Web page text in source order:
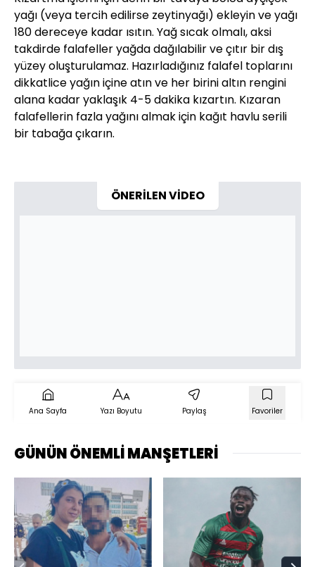
yağı (veya tercih edilirse zeytinyağı) ekleyin ve yağı
180 dereceye kadar ısıtın. Yağ sıcak olmalı, aksi
takdirde falafeller yağda dağılabilir ve çıtır bir dış
yüzey oluşturulamaz. Hazırladığınız falafel toplarını
dikkatlice yağın içine atın ve her birini altın rengini
alana kadar yaklaşık 4-5 dakika kızartın. Kızaran
falafellerin fazla yağını almak için kağıt havlu serili
bir tabağa çıkarın.
ÖNERİLEN VİDEO
Ana Sayfa Yazı Boyutu Paylaş Favoriler
GÜNÜN ÖNEMLİ MANŞETLERİ